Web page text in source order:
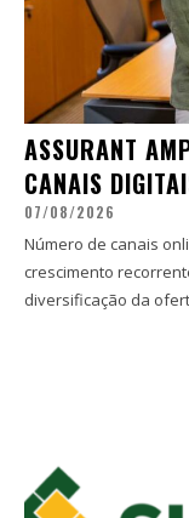
ASSURANT
CANAIS
07/08/2026
Número de canais
crescimento
diversificação da